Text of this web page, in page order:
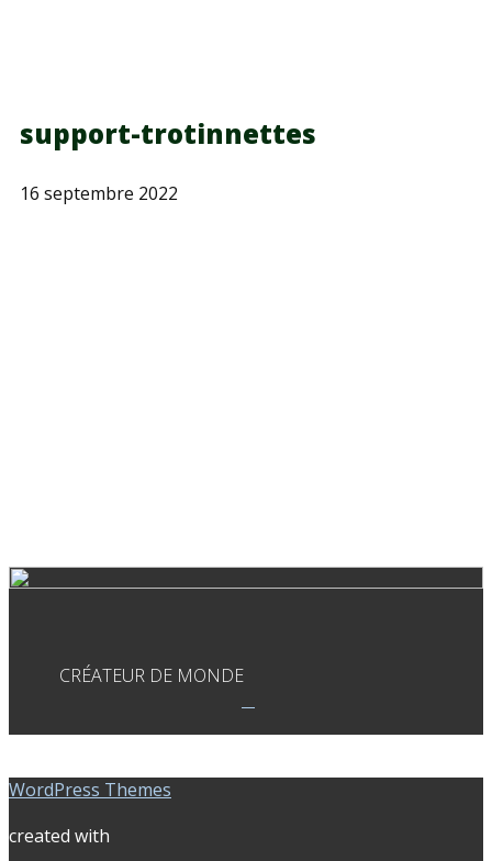
support-trotinnettes
16 septembre 2022
CRÉATEUR DE MONDE
WordPress Themes
created with